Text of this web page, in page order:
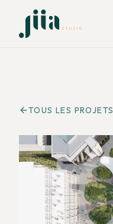
TOUS LES PROJETS